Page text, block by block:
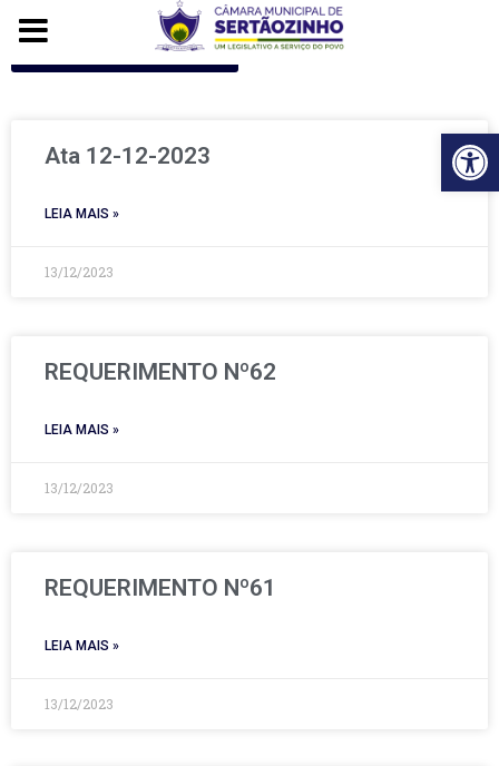
Voltar para o início
Ata 12-12-2023
LEIA MAIS »
13/12/2023
REQUERIMENTO Nº62
LEIA MAIS »
13/12/2023
REQUERIMENTO Nº61
LEIA MAIS »
13/12/2023